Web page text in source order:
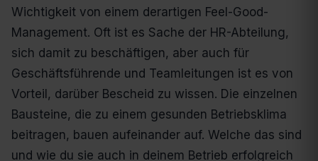
Wichtigkeit von einem derartigen Feel-Good-
Management. Oft ist es Sache der HR-Abteilung,
sich damit zu beschäftigen, aber auch für
Geschäftsführende und Teamleitungen ist es von
Vorteil, darüber Bescheid zu wissen. Die einzelnen
Bausteine, die zu einem gesunden Betriebsklima
beitragen, bauen aufeinander auf. Welche das sind
und wie du sie auch in deinem Betrieb erfolgreich